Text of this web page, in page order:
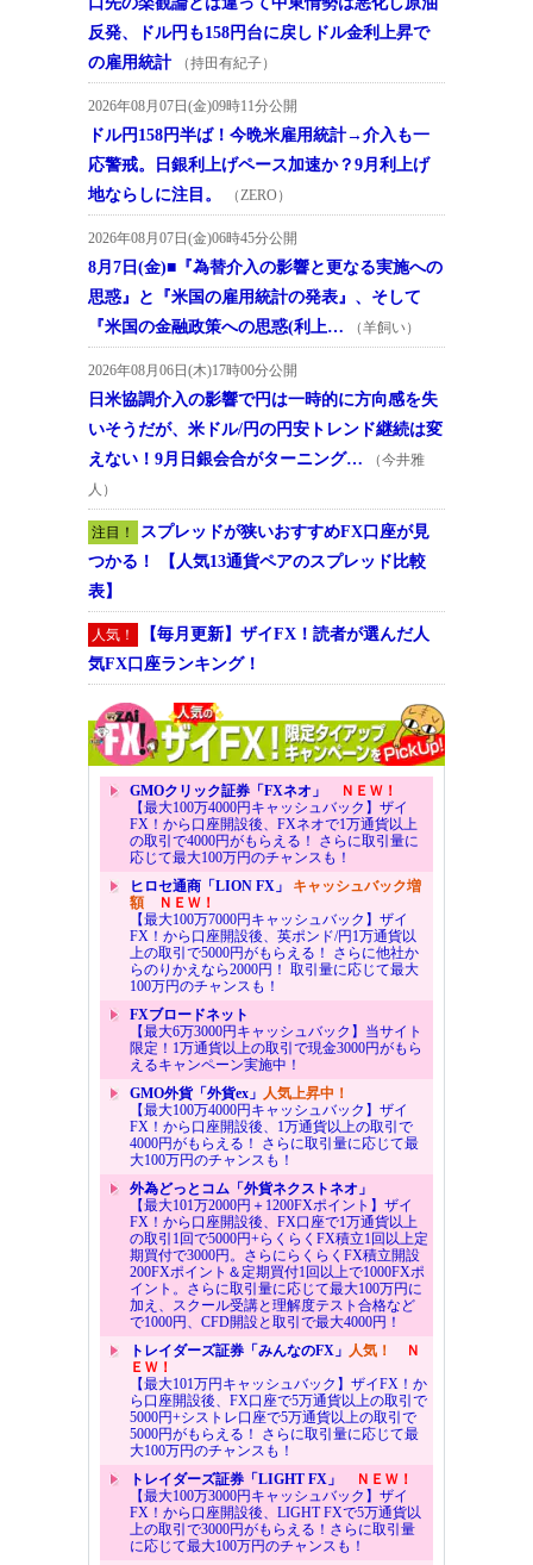
反発、ドル円も158円台に戻しドル金利上昇で
の雇用統計
（持田有紀子）
2026年08月07日(金)09時11分公開
ドル円158円半ば！今晩米雇用統計→介入も一
応警戒。日銀利上げペース加速か？9月利上げ
地ならしに注目。
（ZERO）
2026年08月07日(金)06時45分公開
8月7日(金)■『為替介入の影響と更なる実施への
思惑』と『米国の雇用統計の発表』、そして
『米国の金融政策への思惑(利上…
（羊飼い）
2026年08月06日(木)17時00分公開
日米協調介入の影響で円は一時的に方向感を失
いそうだが、米ドル/円の円安トレンド継続は変
えない！9月日銀会合がターニング…
（今井雅
人）
注目！
スプレッドが狭いおすすめFX口座が見
つかる！ 【人気13通貨ペアのスプレッド比較
表】
人気！
【毎月更新】ザイFX！読者が選んだ人
気FX口座ランキング！
GMOクリック証券「FXネオ」
ＮＥＷ！
【最大100万4000円キャッシュバック】ザイ
FX！から口座開設後、FXネオで1万通貨以上
の取引で4000円がもらえる！ さらに取引量に
応じて最大100万円のチャンスも！
ヒロセ通商「LION FX」 キャッシュバック増
額ＮＥＷ！
【最大100万7000円キャッシュバック】ザイ
FX！から口座開設後、英ポンド/円1万通貨以
上の取引で5000円がもらえる！ さらに他社か
らのりかえなら2000円！ 取引量に応じて最大
100万円のチャンスも！
FXブロードネット
【最大6万3000円キャッシュバック】当サイト
限定！1万通貨以上の取引で現金3000円がもら
えるキャンペーン実施中！
GMO外貨「外貨ex」 人気上昇中！
【最大100万4000円キャッシュバック】ザイ
FX！から口座開設後、1万通貨以上の取引で
4000円がもらえる！ さらに取引量に応じて最
大100万円のチャンスも！
外為どっとコム「外貨ネクストネオ」
【最大101万2000円＋1200FXポイント】ザイ
FX！から口座開設後、FX口座で1万通貨以上
の取引1回で5000円+らくらくFX積立1回以上定
期買付で3000円。さらにらくらくFX積立開設
200FXポイント＆定期買付1回以上で1000FXポ
イント。さらに取引量に応じて最大100万円に
加え、スクール受講と理解度テスト合格など
で1000円、CFD開設と取引で最大4000円！
トレイダーズ証券「みんなのFX」 人気！
Ｎ
ＥＷ！
【最大101万円キャッシュバック】ザイFX！か
ら口座開設後、FX口座で5万通貨以上の取引で
5000円+シストレ口座で5万通貨以上の取引で
5000円がもらえる！ さらに取引量に応じて最
大100万円のチャンスも！
トレイダーズ証券「LIGHT FX」
ＮＥＷ！
【最大100万3000円キャッシュバック】ザイ
FX！から口座開設後、LIGHT FXで5万通貨以
上の取引で3000円がもらえる！さらに取引量
に応じて最大100万円のチャンスも！